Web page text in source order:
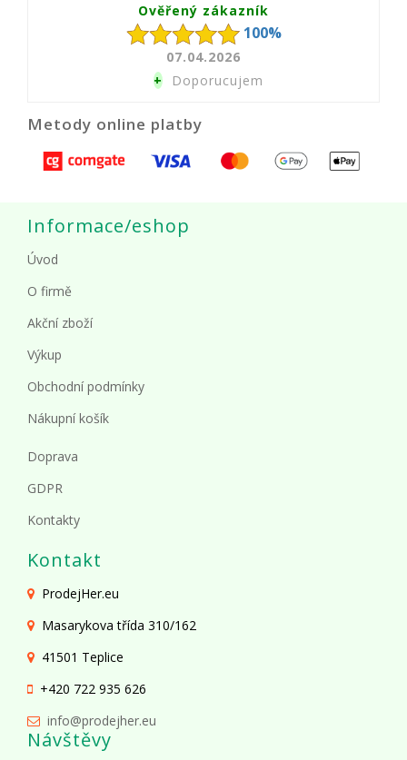
Ověřený zákazník
100%
07.04.2026
+Doporucujem
Metody online platby
Informace/eshop
Úvod
O firmě
Akční zboží
Výkup
Obchodní podmínky
Nákupní košík
Doprava
GDPR
Kontakty
Kontakt
ProdejHer.eu
Masarykova třída 310/162
41501 Teplice
+420 722 935 626
info@prodejher.eu
Návštěvy